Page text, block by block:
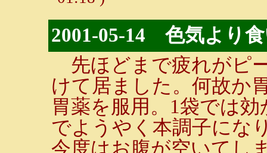
2001-05-14 色気より
先ほどまで疲れがピ
けて居ました。何故か
胃薬を服用。1袋では
でようやく本調子にな
今度はお腹が空いてし